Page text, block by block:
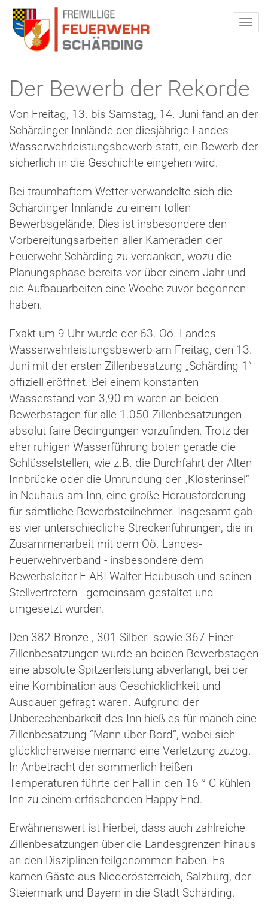
Der Bewerb der Rekorde
Von Freitag, 13. bis Samstag, 14. Juni fand an der
Schärdinger Innlände der diesjährige Landes-
Wasserwehrleistungsbewerb statt, ein Bewerb der
sicherlich in die Geschichte eingehen wird.
Bei traumhaftem Wetter verwandelte sich die
Schärdinger Innlände zu einem tollen
Bewerbsgelände. Dies ist insbesondere den
Vorbereitungsarbeiten aller Kameraden der
Feuerwehr Schärding zu verdanken, wozu die
Planungsphase bereits vor über einem Jahr und
die Aufbauarbeiten eine Woche zuvor begonnen
haben.
Exakt um 9 Uhr wurde der 63. Oö. Landes-
Wasserwehrleistungsbewerb am Freitag, den 13.
Juni mit der ersten Zillenbesatzung „Schärding 1“
offiziell eröffnet. Bei einem konstanten
Wasserstand von 3,90 m waren an beiden
Bewerbstagen für alle 1.050 Zillenbesatzungen
absolut faire Bedingungen vorzufinden. Trotz der
eher ruhigen Wasserführung boten gerade die
Schlüsselstellen, wie z.B. die Durchfahrt der Alten
Innbrücke oder die Umrundung der „Klosterinsel“
in Neuhaus am Inn, eine große Herausforderung
für sämtliche Bewerbsteilnehmer. Insgesamt gab
es vier unterschiedliche Streckenführungen, die in
Zusammenarbeit mit dem Oö. Landes-
Feuerwehrverband - insbesondere dem
Bewerbsleiter E-ABI Walter Heubusch und seinen
Stellvertretern - gemeinsam gestaltet und
umgesetzt wurden.
Den 382 Bronze-, 301 Silber- sowie 367 Einer-
Zillenbesatzungen wurde an beiden Bewerbstagen
eine absolute Spitzenleistung abverlangt, bei der
eine Kombination aus Geschicklichkeit und
Ausdauer gefragt waren. Aufgrund der
Unberechenbarkeit des Inn hieß es für manch eine
Zillenbesatzung “Mann über Bord”, wobei sich
glücklicherweise niemand eine Verletzung zuzog.
In Anbetracht der sommerlich heißen
Temperaturen führte der Fall in den 16 ° C kühlen
Inn zu einem erfrischenden Happy End.
Erwähnenswert ist hierbei, dass auch zahlreiche
Zillenbesatzungen über die Landesgrenzen hinaus
an den Disziplinen teilgenommen haben. Es
kamen Gäste aus Niederösterreich, Salzburg, der
Steiermark und Bayern in die Stadt Schärding.